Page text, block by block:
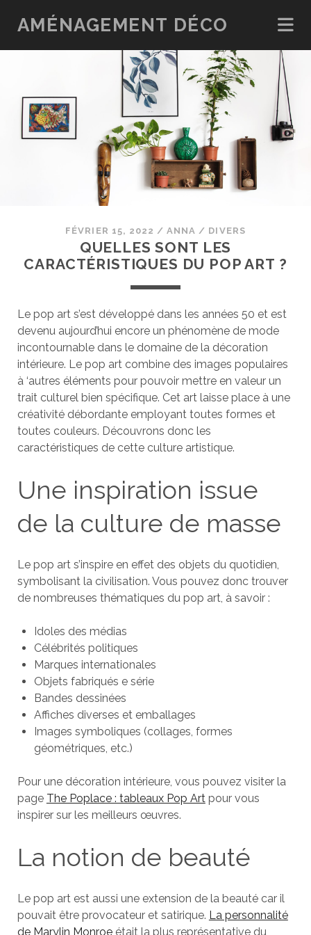
AMÉNAGEMENT DÉCO
FÉVRIER 15, 2022 /ANNA / DIVERS
QUELLES SONT LES
CARACTÉRISTIQUES DU POP ART ?
Le pop art s’est développé dans les années 50 et est
devenu aujourd’hui encore un phénomène de mode
incontournable dans le domaine de la décoration
intérieure. Le pop art combine des images populaires
à ‘autres éléments pour pouvoir mettre en valeur un
trait culturel bien spécifique. Cet art laisse place à une
créativité débordante employant toutes formes et
toutes couleurs. Découvrons donc les
caractéristiques de cette culture artistique.
Une inspiration issue
de la culture de masse
Le pop art s’inspire en effet des objets du quotidien,
symbolisant la civilisation. Vous pouvez donc trouver
de nombreuses thématiques du pop art, à savoir :
Idoles des médias
Célébrités politiques
Marques internationales
Objets fabriqués e série
Bandes dessinées
Affiches diverses et emballages
Images symboliques (collages, formes
géométriques, etc.)
Pour une décoration intérieure, vous pouvez visiter la
page The Poplace : tableaux Pop Artpour vous
inspirer sur les meilleurs œuvres.
La notion de beauté
Le pop art est aussi une extension de la beauté car il
pouvait être provocateur et satirique. La personnalité
de Marylin Monroeétait la plus représentative du